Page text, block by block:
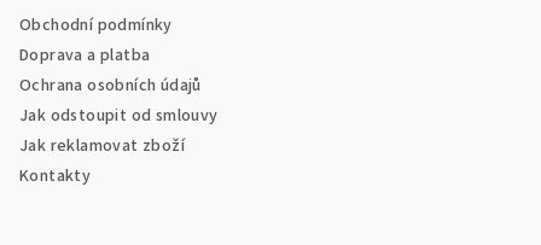
Obchodní podmínky
Doprava a platba
Ochrana osobních údajů
Jak odstoupit od smlouvy
Jak reklamovat zboží
Kontakty